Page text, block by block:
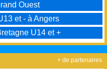
Ouest
et - à Angers
U14 et +
+ de partenaires